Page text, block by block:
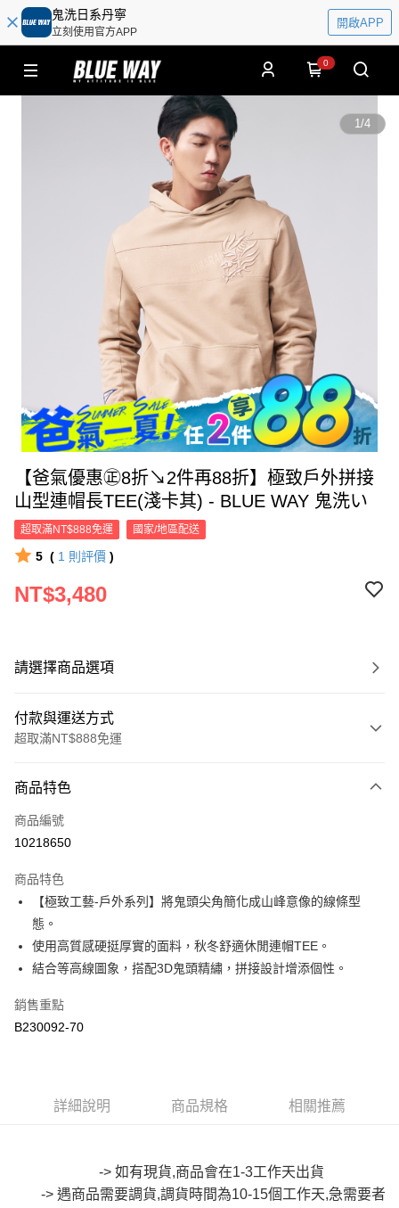
鬼洗日系丹寧
立刻使用官方APP
開啟APP
0
1/4
【爸氣優惠㊣8折↘2件再88折】極致戶外拼接
山型連帽長TEE(淺卡其) - BLUE WAY 鬼洗い
超取滿NT$888免運 國家/地區配送
5 ( 1 則評價 )
NT$3,480
請選擇商品選項
付款與運送方式
超取滿NT$888免運
信用卡一次付款
超商取貨付款
Apple Pay
街口支付
悠遊付
Google Pay
全盈+PAY
【大哥付你分期使用說明】
3.實際核准額度、可分期數及費用金額請依後續交易確認頁面所載為準。
4.訂單成立30分鐘內，如未前往確認交易或遇審核未通過，訂單將自動取
AFTEE先享後付
AFTEE先享後付是「在收到商品之後才付款」的支付方式。 讓您購物簡單
便利好安心！
商品特色
商品編號
10218650
商品特色
【極致工藝-戶外系列】將鬼頭尖角簡化成山峰意像的線條型
態。
使用高質感硬挺厚實的面料，秋冬舒適休閒連帽TEE。
結合等高線圖象，搭配3D鬼頭精繡，拼接設計增添個性。
銷售重點
B230092-70
詳細說明 商品規格 相關推薦
-> 如有現貨,商品會在1-3工作天出貨
-> 遇商品需要調貨,調貨時間為10-15個工作天,急需要者